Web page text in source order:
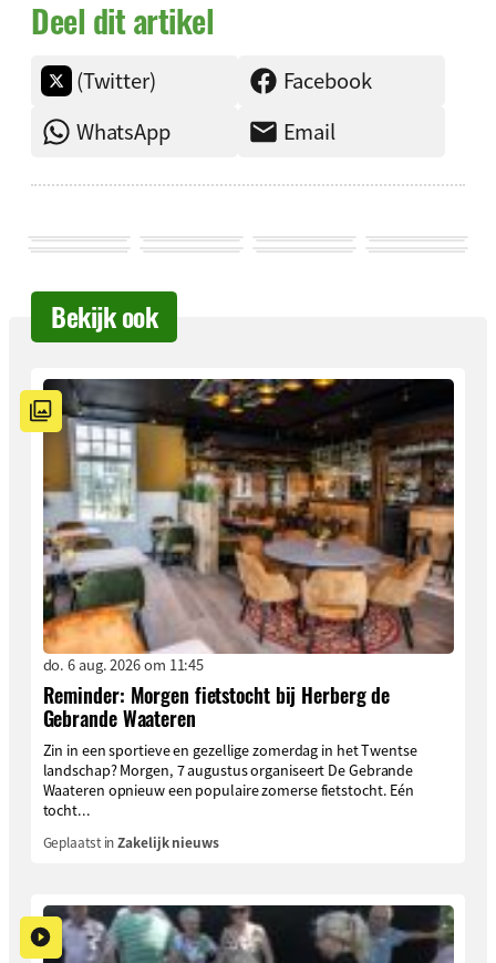
Deel dit artikel
(Twitter)
Facebook
WhatsApp
Email
Bekijk ook
do. 6 aug. 2026 om 11:45
Reminder: Morgen fietstocht bij Herberg de
Gebrande Waateren
Zin in een sportieve en gezellige zomerdag in het Twentse
landschap? Morgen, 7 augustus organiseert De Gebrande
Waateren opnieuw een populaire zomerse fietstocht. Eén
tocht...
Geplaatst inZakelijk nieuws